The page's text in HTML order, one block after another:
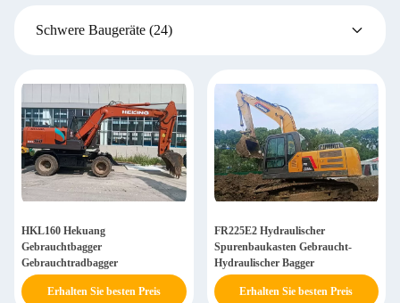
Schwere Baugeräte (24)
HKL160 Hekuang
Gebrauchtbagger
Gebrauchtradbagger
Erhalten Sie besten Preis
FR225E2 Hydraulischer
Spurenbaukasten Gebraucht-
Hydraulischer Bagger
Erhalten Sie besten Preis